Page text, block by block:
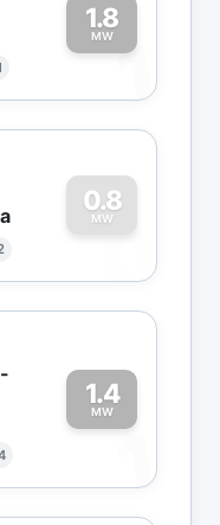
1.8
MW1
0.8
MW
0
1.4
MW
1